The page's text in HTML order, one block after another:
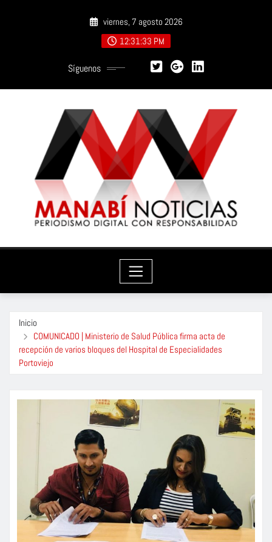
viernes, 7 agosto 2026
12:31:34 PM
Síguenos
Inicio
COMUNICADO | Ministerio de Salud Pública firma acta de
recepción de varios bloques del Hospital de Especialidades
Portoviejo